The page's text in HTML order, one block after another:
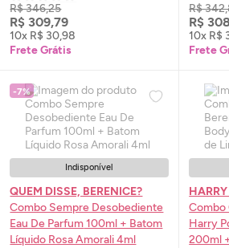
R$ 346,25
R$ 309,79
10x R$ 30,98
Frete Grátis
R$
R$
10x R$
Frete
-7%
Indisponível
QUEM DISSE, BERENICE?
Combo Sempre Desobediente
Eau De Parfum100ml + Batom
Líquido Rosa Amorali 4ml
Combo
Harry
200ml